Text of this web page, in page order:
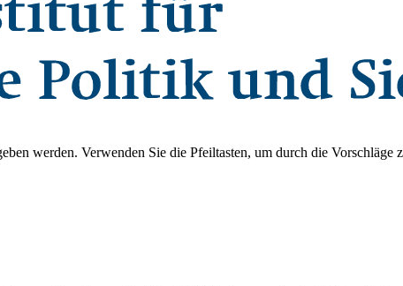
werden. Verwenden Sie die Pfeiltasten, um durch die Vorschläge